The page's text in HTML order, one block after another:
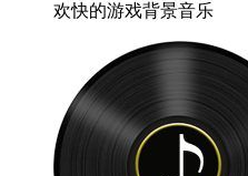
欢快的游戏背景音乐